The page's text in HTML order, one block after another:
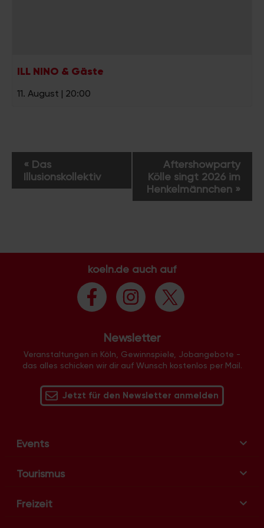
ILL NINO & Gäste
11. August | 20:00
r
a
o
« Das
Illusionskollektiv
Aftershowparty
Kölle singt 2026 im
Henkelmännchen »
koeln.de auch auf
Newsletter
Veranstaltungen in Köln, Gewinnspiele, Jobangebote -
das alles schicken wir dir auf Wunsch kostenlos per Mail.
Jetzt für den Newsletter anmelden
Events
Tourismus
Freizeit